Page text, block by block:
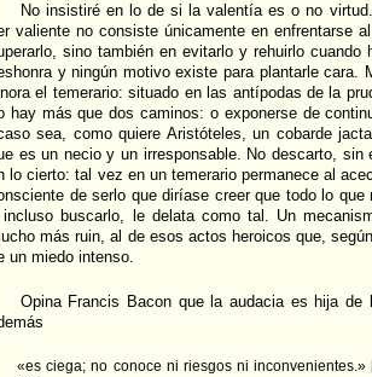
No insistiré en lo de si la valentía es o no
valiente no consiste únicamente en enfrentarse
sino también en evitarlo y rehuirlo cuando
y ningún motivo existe para plantarle cara.
el temerario: situado en las antípodas de la
hay más que dos caminos: o exponerse de
sea, como quiere Aristóteles, un cobarde
es un necio y un irresponsable. No descarto, sin
lo cierto: tal vez en un temerario permanece al
de serlo que diríase creer que todo lo
buscarlo, le delata como tal. Un
más ruin, al de esos actos heroicos que,
un miedo intenso.
Opina Francis Bacon que la audacia es hija
«es ciega; no conoce ni riesgos ni inconvenientes.»